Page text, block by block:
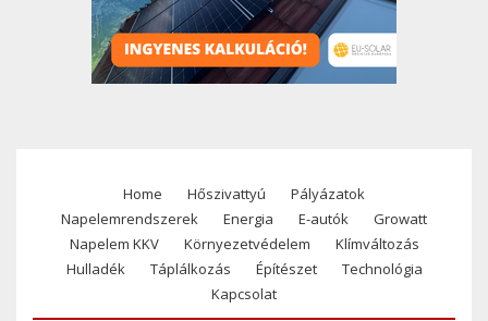
Footer
menu
Home Hőszivattyú
Pályázatok
Napelemrendszerek
Energia E-autók
Growatt
Napelem KKV
Környezetvédelem
Klímváltozás
Hulladék
Táplálkozás Építészet
Technológia
Kapcsolat